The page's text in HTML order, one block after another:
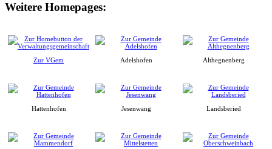
Weitere Homepages:
Zur VGem Adelshofen Althegnenberg
Hattenhofen Jesenwang Landsberied